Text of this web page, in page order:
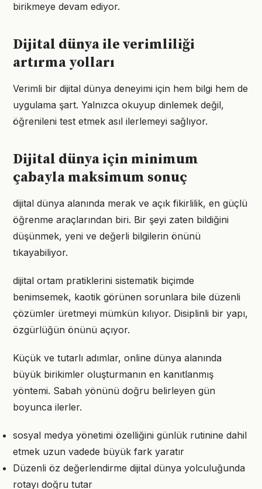
birikmeye devam ediyor.
Dijital dünya ile verimliliği
artırma yolları
Verimli bir dijital dünya deneyimi için hem bilgi hem de
uygulama şart. Yalnızca okuyup dinlemek değil,
öğrenileni test etmek asıl ilerlemeyi sağlıyor.
Dijital dünya için minimum
çabayla maksimum sonuç
dijital dünya alanında merak ve açık fikirlilik, en güçlü
öğrenme araçlarından biri. Bir şeyi zaten bildiğini
düşünmek, yeni ve değerli bilgilerin önünü
tıkayabiliyor.
dijital ortam pratiklerini sistematik biçimde
benimsemek, kaotik görünen sorunlara bile düzenli
çözümler üretmeyi mümkün kılıyor. Disiplinli bir yapı,
özgürlüğün önünü açıyor.
Küçük ve tutarlı adımlar, online dünya alanında
büyük birikimler oluşturmanın en kanıtlanmış
yöntemi. Sabah yönünü doğru belirleyen gün
boyunca ilerler.
sosyal medya yönetimi özelliğini günlük rutinine dahil
etmek uzun vadede büyük fark yaratır
Düzenli öz değerlendirme dijital dünya yolculuğunda
rotayı doğru tutar